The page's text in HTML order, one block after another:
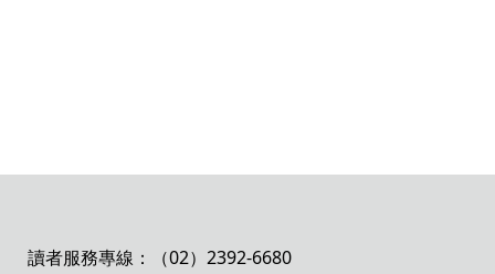
讀者服務專線：（02）2392-6680